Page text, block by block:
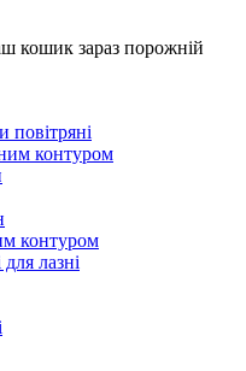
кошик зараз порожній
повітряні
контуром
контуром
лазні